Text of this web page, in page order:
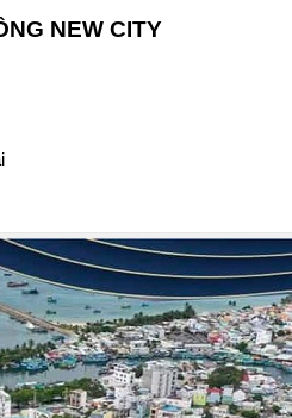
NEW CITY